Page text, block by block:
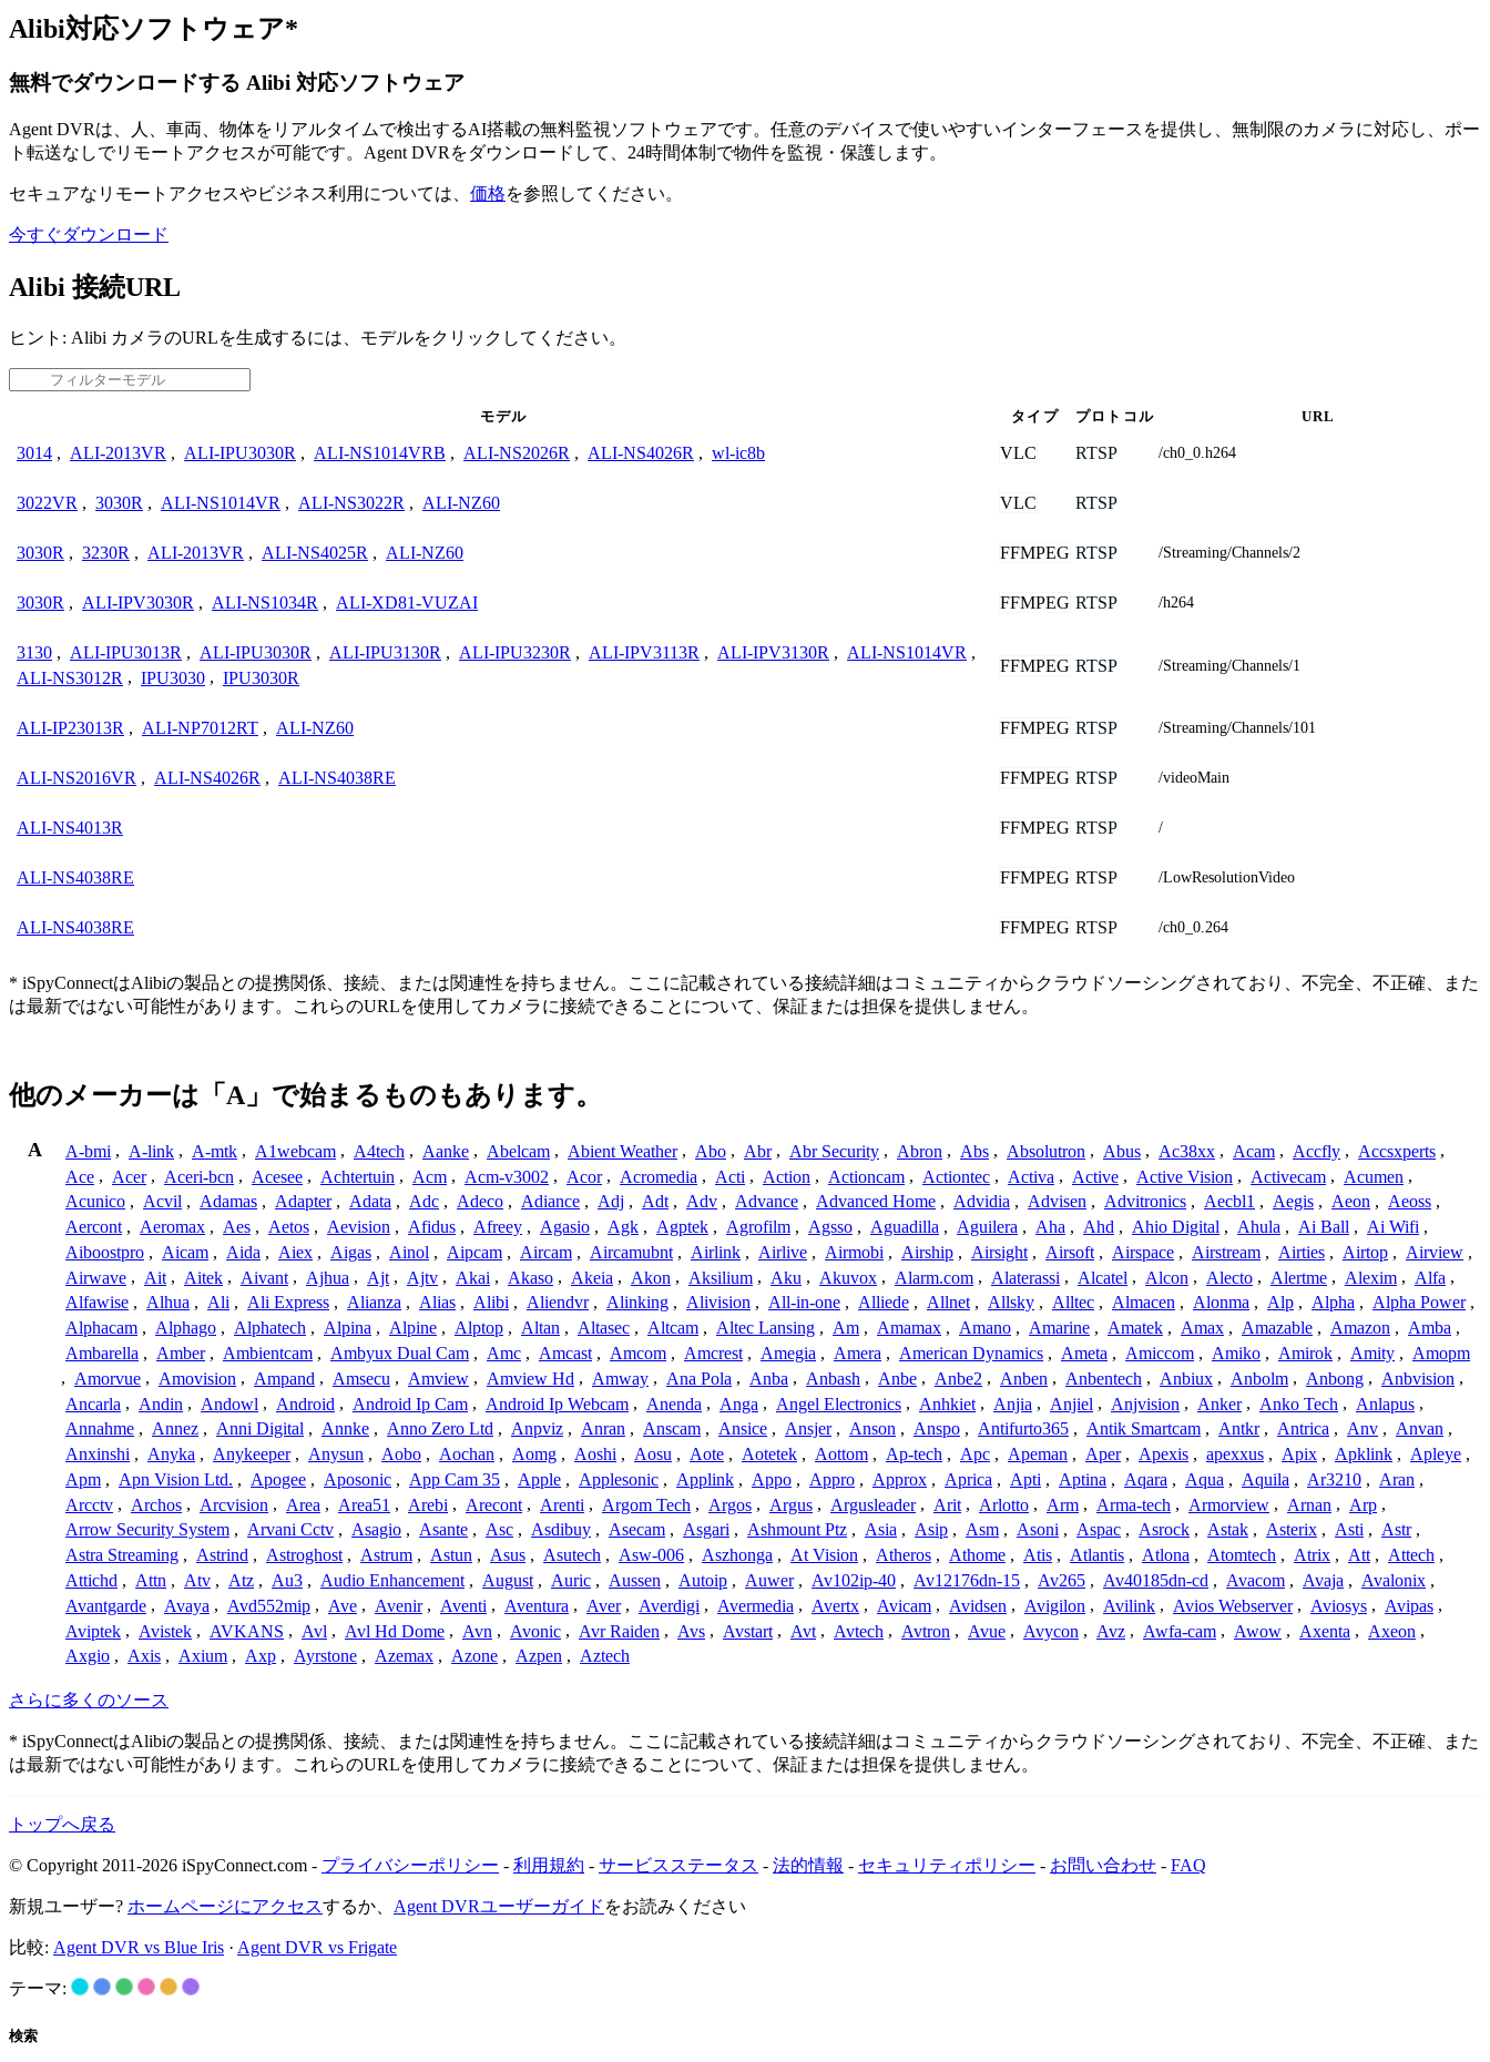
Alibi対応ソフトウェア*
無料でダウンロードする Alibi 対応ソフトウェア
Agent DVRは、人、車両、物体をリアルタイムで検出するAI搭載の無料監視ソフトウェアです。任意のデバイスで使いやすいインターフェースを提供し、無制限のカメラに対応し、ポー
ト転送なしでリモートアクセスが可能です。Agent DVRをダウンロードして、24時間体制で物件を監視・保護します。
セキュアなリモートアクセスやビジネス利用については、 価格を参照してください。
今すぐダウンロード
Alibi 接続URL
ヒント: Alibi カメラのURLを生成するには、モデルをクリックしてください。
モデル タイプ プロトコル URL
3014 , ALI-2013VR , ALI-IPU3030R , ALI-NS1014VRB , ALI-NS2026R , ALI-NS4026R , wl-ic8b VLC RTSP /ch0_0.h264
3022VR , 3030R , ALI-NS1014VR , ALI-NS3022R , ALI-NZ60 VLC RTSP
3030R , 3230R , ALI-2013VR , ALI-NS4025R , ALI-NZ60 FFMPEG RTSP /Streaming/Channels/2
3030R , ALI-IPV3030R , ALI-NS1034R , ALI-XD81-VUZAI FFMPEG RTSP /h264
3130 , ALI-IPU3013R , ALI-IPU3030R , ALI-IPU3130R , ALI-IPU3230R , ALI-IPV3113R , ALI-IPV3130R , ALI-NS1014VR ,
ALI-NS3012R , IPU3030 , IPU3030R
FFMPEG RTSP /Streaming/Channels/1
ALI-IP23013R , ALI-NP7012RT , ALI-NZ60 FFMPEG RTSP /Streaming/Channels/101
ALI-NS2016VR , ALI-NS4026R , ALI-NS4038RE FFMPEG RTSP /videoMain
ALI-NS4013R FFMPEG RTSP /
ALI-NS4038RE FFMPEG RTSP /LowResolutionVideo
ALI-NS4038RE FFMPEG RTSP /ch0_0.264
* iSpyConnectはAlibiの製品との提携関係、接続、または関連性を持ちません。ここに記載されている接続詳細はコミュニティからクラウドソーシングされており、不完全、不正確、また
は最新ではない可能性があります。これらのURLを使用してカメラに接続できることについて、保証または担保を提供しません。
他のメーカーは「A」で始まるものもあります。
A A-bmi , A-link , A-mtk , A1webcam , A4tech , Aanke , Abelcam , Abient Weather , Abo , Abr , Abr Security , Abron , Abs , Absolutron , Abus , Ac38xx , Acam , Accfly , Accsxperts ,
Ace , Acer , Aceri-bcn , Acesee , Achtertuin , Acm , Acm-v3002 , Acor , Acromedia , Acti , Action , Actioncam , Actiontec , Activa , Active , Active Vision , Activecam , Acumen ,
Acunico , Acvil , Adamas , Adapter , Adata , Adc , Adeco , Adiance , Adj , Adt , Adv , Advance , Advanced Home , Advidia , Advisen , Advitronics , Aecbl1 , Aegis , Aeon , Aeoss ,
Aercont , Aeromax , Aes , Aetos , Aevision , Afidus , Afreey , Agasio , Agk , Agptek , Agrofilm , Agsso , Aguadilla , Aguilera , Aha , Ahd , Ahio Digital , Ahula , Ai Ball , Ai Wifi ,
Aiboostpro , Aicam , Aida , Aiex , Aigas , Ainol , Aipcam , Aircam , Aircamubnt , Airlink , Airlive , Airmobi , Airship , Airsight , Airsoft , Airspace , Airstream , Airties , Airtop , Airview ,
Airwave , Ait , Aitek , Aivant , Ajhua , Ajt , Ajtv , Akai , Akaso , Akeia , Akon , Aksilium , Aku , Akuvox , Alarm.com , Alaterassi , Alcatel , Alcon , Alecto , Alertme , Alexim , Alfa ,
Alfawise , Alhua , Ali , Ali Express , Alianza , Alias , Alibi , Aliendvr , Alinking , Alivision , All-in-one , Alliede , Allnet , Allsky , Alltec , Almacen , Alonma , Alp , Alpha , Alpha Power ,
Alphacam , Alphago , Alphatech , Alpina , Alpine , Alptop , Altan , Altasec , Altcam , Altec Lansing , Am , Amamax , Amano , Amarine , Amatek , Amax , Amazable , Amazon , Amba ,
Ambarella , Amber , Ambientcam , Ambyux Dual Cam , Amc , Amcast , Amcom , Amcrest , Amegia , Amera , American Dynamics , Ameta , Amiccom , Amiko , Amirok , Amity , Amopm
, Amorvue , Amovision , Ampand , Amsecu , Amview , Amview Hd , Amway , Ana Pola , Anba , Anbash , Anbe , Anbe2 , Anben , Anbentech , Anbiux , Anbolm , Anbong , Anbvision ,
Ancarla , Andin , Andowl , Android , Android Ip Cam , Android Ip Webcam , Anenda , Anga , Angel Electronics , Anhkiet , Anjia , Anjiel , Anjvision , Anker , Anko Tech , Anlapus ,
Annahme , Annez , Anni Digital , Annke , Anno Zero Ltd , Anpviz , Anran , Anscam , Ansice , Ansjer , Anson , Anspo , Antifurto365 , Antik Smartcam , Antkr , Antrica , Anv , Anvan ,
Anxinshi , Anyka , Anykeeper , Anysun , Aobo , Aochan , Aomg , Aoshi , Aosu , Aote , Aotetek , Aottom , Ap-tech , Apc , Apeman , Aper , Apexis , apexxus , Apix , Apklink , Apleye ,
Apm , Apn Vision Ltd. , Apogee , Aposonic , App Cam 35 , Apple , Applesonic , Applink , Appo , Appro , Approx , Aprica , Apti , Aptina , Aqara , Aqua , Aquila , Ar3210 , Aran ,
Arcctv , Archos , Arcvision , Area , Area51 , Arebi , Arecont , Arenti , Argom Tech , Argos , Argus , Argusleader , Arit , Arlotto , Arm , Arma-tech , Armorview , Arnan , Arp ,
Arrow Security System , Arvani Cctv , Asagio , Asante , Asc , Asdibuy , Asecam , Asgari , Ashmount Ptz , Asia , Asip , Asm , Asoni , Aspac , Asrock , Astak , Asterix , Asti , Astr ,
Astra Streaming , Astrind , Astroghost , Astrum , Astun , Asus , Asutech , Asw-006 , Aszhonga , At Vision , Atheros , Athome , Atis , Atlantis , Atlona , Atomtech , Atrix , Att , Attech ,
Attichd , Attn , Atv , Atz , Au3 , Audio Enhancement , August , Auric , Aussen , Autoip , Auwer , Av102ip-40 , Av12176dn-15 , Av265 , Av40185dn-cd , Avacom , Avaja , Avalonix ,
Avantgarde , Avaya , Avd552mip , Ave , Avenir , Aventi , Aventura , Aver , Averdigi , Avermedia , Avertx , Avicam , Avidsen , Avigilon , Avilink , Avios Webserver , Aviosys , Avipas ,
Aviptek , Avistek , AVKANS , Avl , Avl Hd Dome , Avn , Avonic , Avr Raiden , Avs , Avstart , Avt , Avtech , Avtron , Avue , Avycon , Avz , Awfa-cam , Awow , Axenta , Axeon ,
Axgio , Axis , Axium , Axp , Ayrstone , Azemax , Azone , Azpen , Aztech
さらに多くのソース
* iSpyConnectはAlibiの製品との提携関係、接続、または関連性を持ちません。ここに記載されている接続詳細はコミュニティからクラウドソーシングされており、不完全、不正確、また
は最新ではない可能性があります。これらのURLを使用してカメラに接続できることについて、保証または担保を提供しません。
トップへ戻る
© Copyright 2011-2026 iSpyConnect.com - プライバシーポリシー - 利用規約 - サービスステータス - 法的情報 - セキュリティポリシー - お問い合わせ - FAQ
新規ユーザー? ホームページにアクセスするか、 Agent DVRユーザーガイド をお読みください
比較: Agent DVR vs Blue Iris · Agent DVR vs Frigate
テーマ:
検索